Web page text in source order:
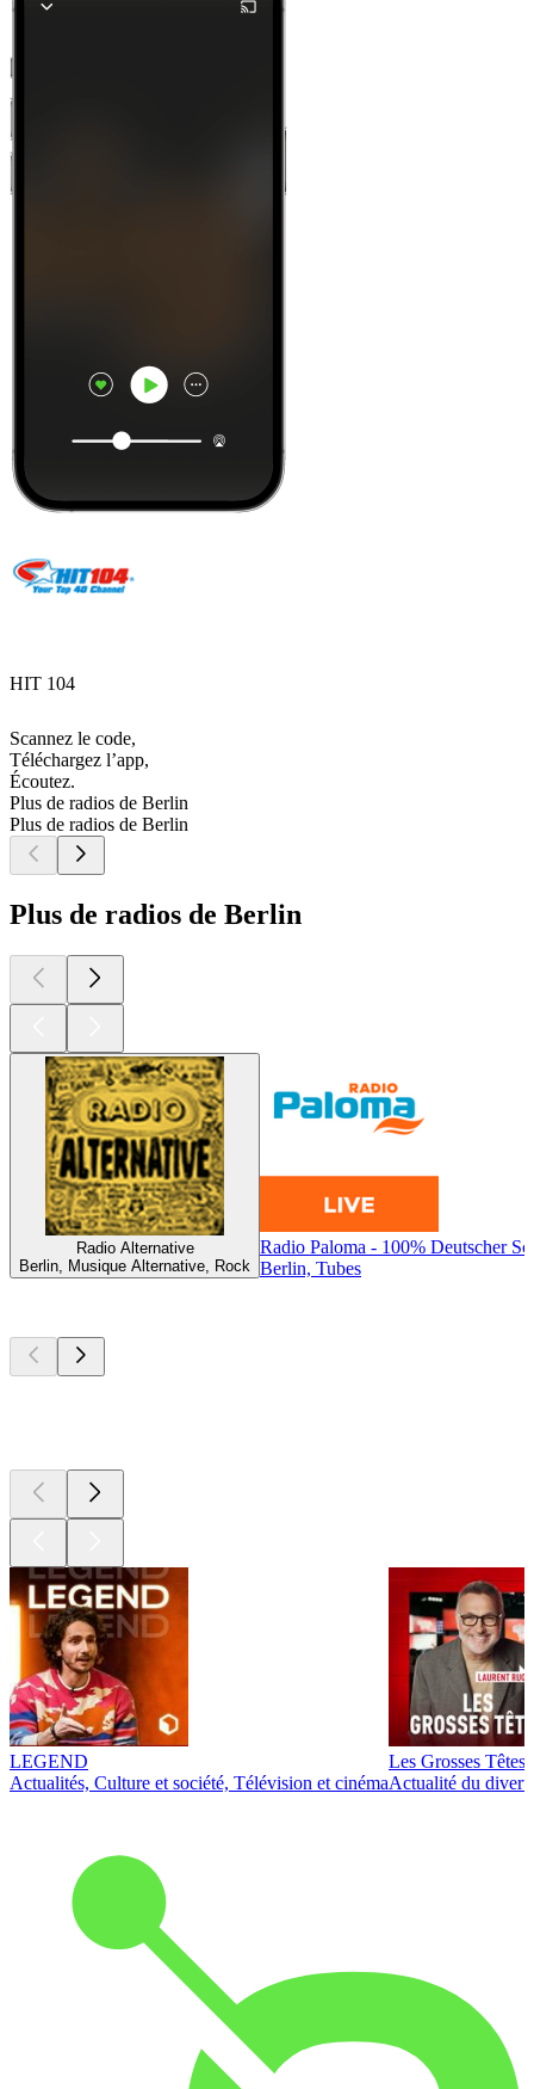
HIT 104
Scannez le code,
Téléchargez l’app,
Écoutez.
Plus de radios de Berlin
Plus de radios de Berlin
Plus de radios de Berlin
Radio Alternative
Berlin, Musique Alternative, Rock
Radio Paloma - 100% Deutscher
Berlin, Tubes
LEGEND
Actualités, Culture et société, Télévision et cinéma
Les Grosses Têtes
Actualité du